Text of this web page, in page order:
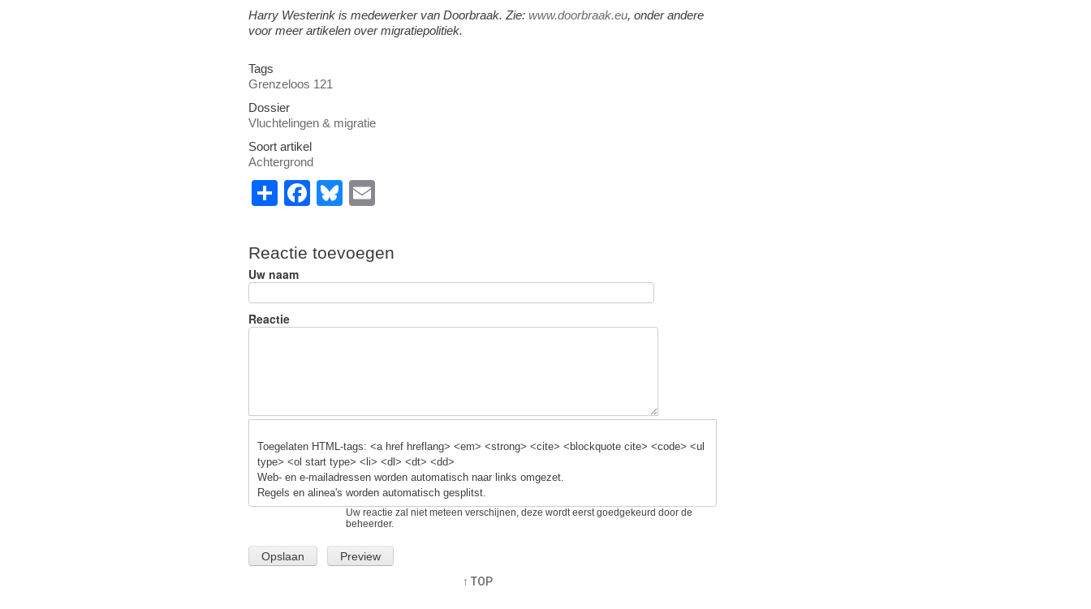
Harry Westerink is medewerker van Doorbraak. Zie: www.doorbraak.eu, onder andere
voor meer artikelen over migratiepolitiek.
Tags
Grenzeloos 121
Dossier
Vluchtelingen & migratie
Soort artikel
Achtergrond
S
ar
e
F
c
e
o
Bl
e
sk
E
ail
Reactie toevoegen
Uw naam
Reactie
Toegelaten HTML-tags: <a href hreflang> <em> <strong> <cite> <blockquote cite> <code> <ul
type> <ol start type> <li> <dl> <dt> <dd>
Web- en e-mailadressen worden automatisch naar links omgezet.
Regels en alinea's worden automatisch gesplitst.
Uw reactie zal niet meteen verschijnen, deze wordt eerst goedgekeurd door de
beheerder.
↑ TOP